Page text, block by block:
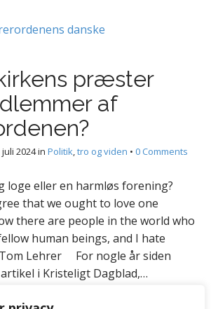
præster
af
juli 2024in Politik,tro og viden • 0 Comments
loge eller en harmløs forening?
that we ought to love one
there are people in the world who
human beings, and I hate
Lehrer For nogle år siden
i Kristeligt Dagblad,…